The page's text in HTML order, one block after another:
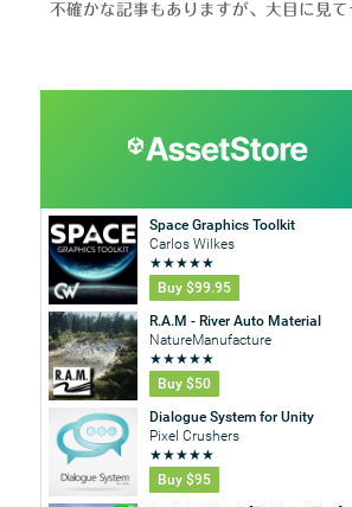
不確かな記事もありますが、大目に見て